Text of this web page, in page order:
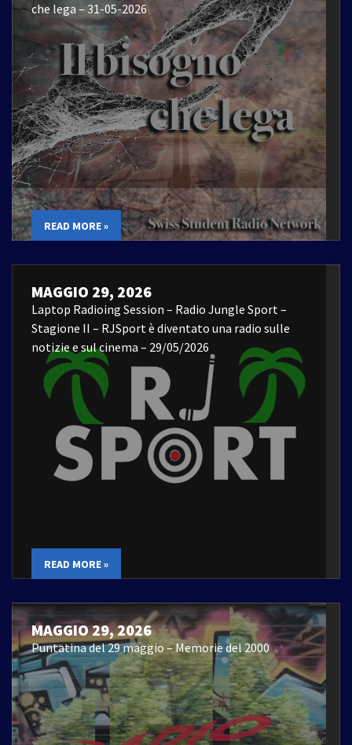
che lega – 31-05-2026
READ MORE »
MAGGIO 29, 2026
Laptop Radioing Session – Radio Jungle Sport –
Stagione II – RJSport è diventato una radio sulle
notizie e sul cinema – 29/05/2026
READ MORE »
MAGGIO 29, 2026
Puntatina del 29 maggio – Memorie del 2000